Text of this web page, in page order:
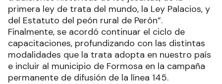
primera ley de trata del mundo, la Ley Palacios, y
del Estatuto del peón rural de Perón”.
Finalmente, se acordó continuar el ciclo de
capacitaciones, profundizando con las distintas
modalidades que la trata adopta en nuestro país
e incluir al municipio de Formosa en la campaña
permanente de difusión de la línea 145.